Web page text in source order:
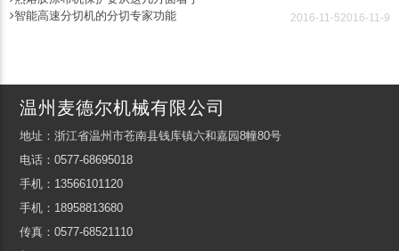
2016-11-9
智能高速分切机的分切专家功能 2016-11-5
温州麦德尔机械有限公司
地址：浙江省温州市苍南县钱库镇六和嘉园8幢80号
电话：0577-68695018
手机：13566101120
手机：18958813680
传真：0577-68521110